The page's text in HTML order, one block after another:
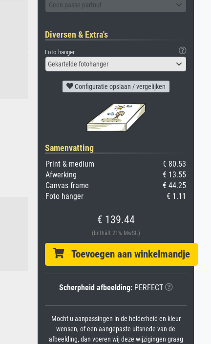
Geen passe-partout
Diversen & Extra's
Foto hanger
Gekartelde fotohanger
Configuratie opslaan / vergelijken
Samenvatting
Print & medium
€ 80.53
Afwerking
€ 13.55
Canvas frame
€ 44.25
Foto hanger
€ 1.11
€ 139.44
(Enthält 21% MwSt.)
Toevoegen aan winkelmandje
Scherpheid afbeelding:PERFECT
Mocht u aanpassingen in de helderheid en kleur
wensen, of een aangepaste uitsnede van de
afbeelding, dan voeren wij deze wijzigingen graag